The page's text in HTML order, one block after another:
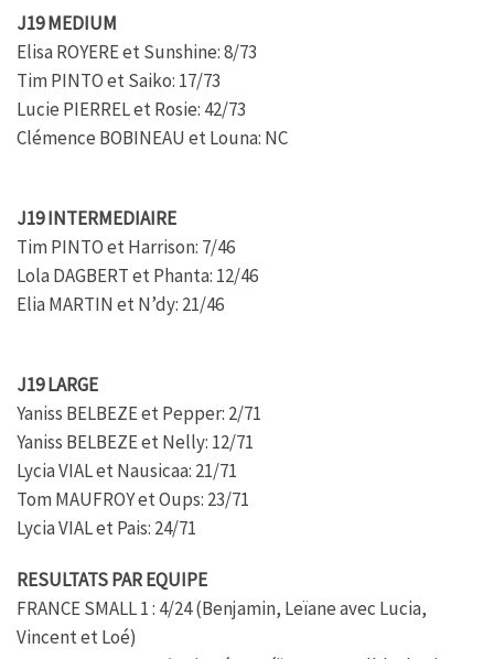
J19 MEDIUM
Elisa ROYERE et Sunshine: 8/73
Tim PINTO et Saiko: 17/73
Lucie PIERREL et Rosie: 42/73
Clémence BOBINEAU et Louna: NC
J19 INTERMEDIAIRE
Tim PINTO et Harrison: 7/46
Lola DAGBERT et Phanta: 12/46
Elia MARTIN et N’dy: 21/46
J19 LARGE
Yaniss BELBEZE et Pepper: 2/71
Yaniss BELBEZE et Nelly: 12/71
Lycia VIAL et Nausicaa: 21/71
Tom MAUFROY et Oups: 23/71
Lycia VIAL et Pais: 24/71
RESULTATS PAR EQUIPE
FRANCE SMALL 1 : 4/24 (Benjamin, Leïane avec Lucia,
Vincent et Loé)